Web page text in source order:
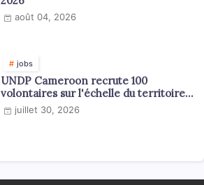
août 04, 2026
jobs
UNDP Cameroon recrute 100
volontaires sur l'échelle du territoire
national
juillet 30, 2026